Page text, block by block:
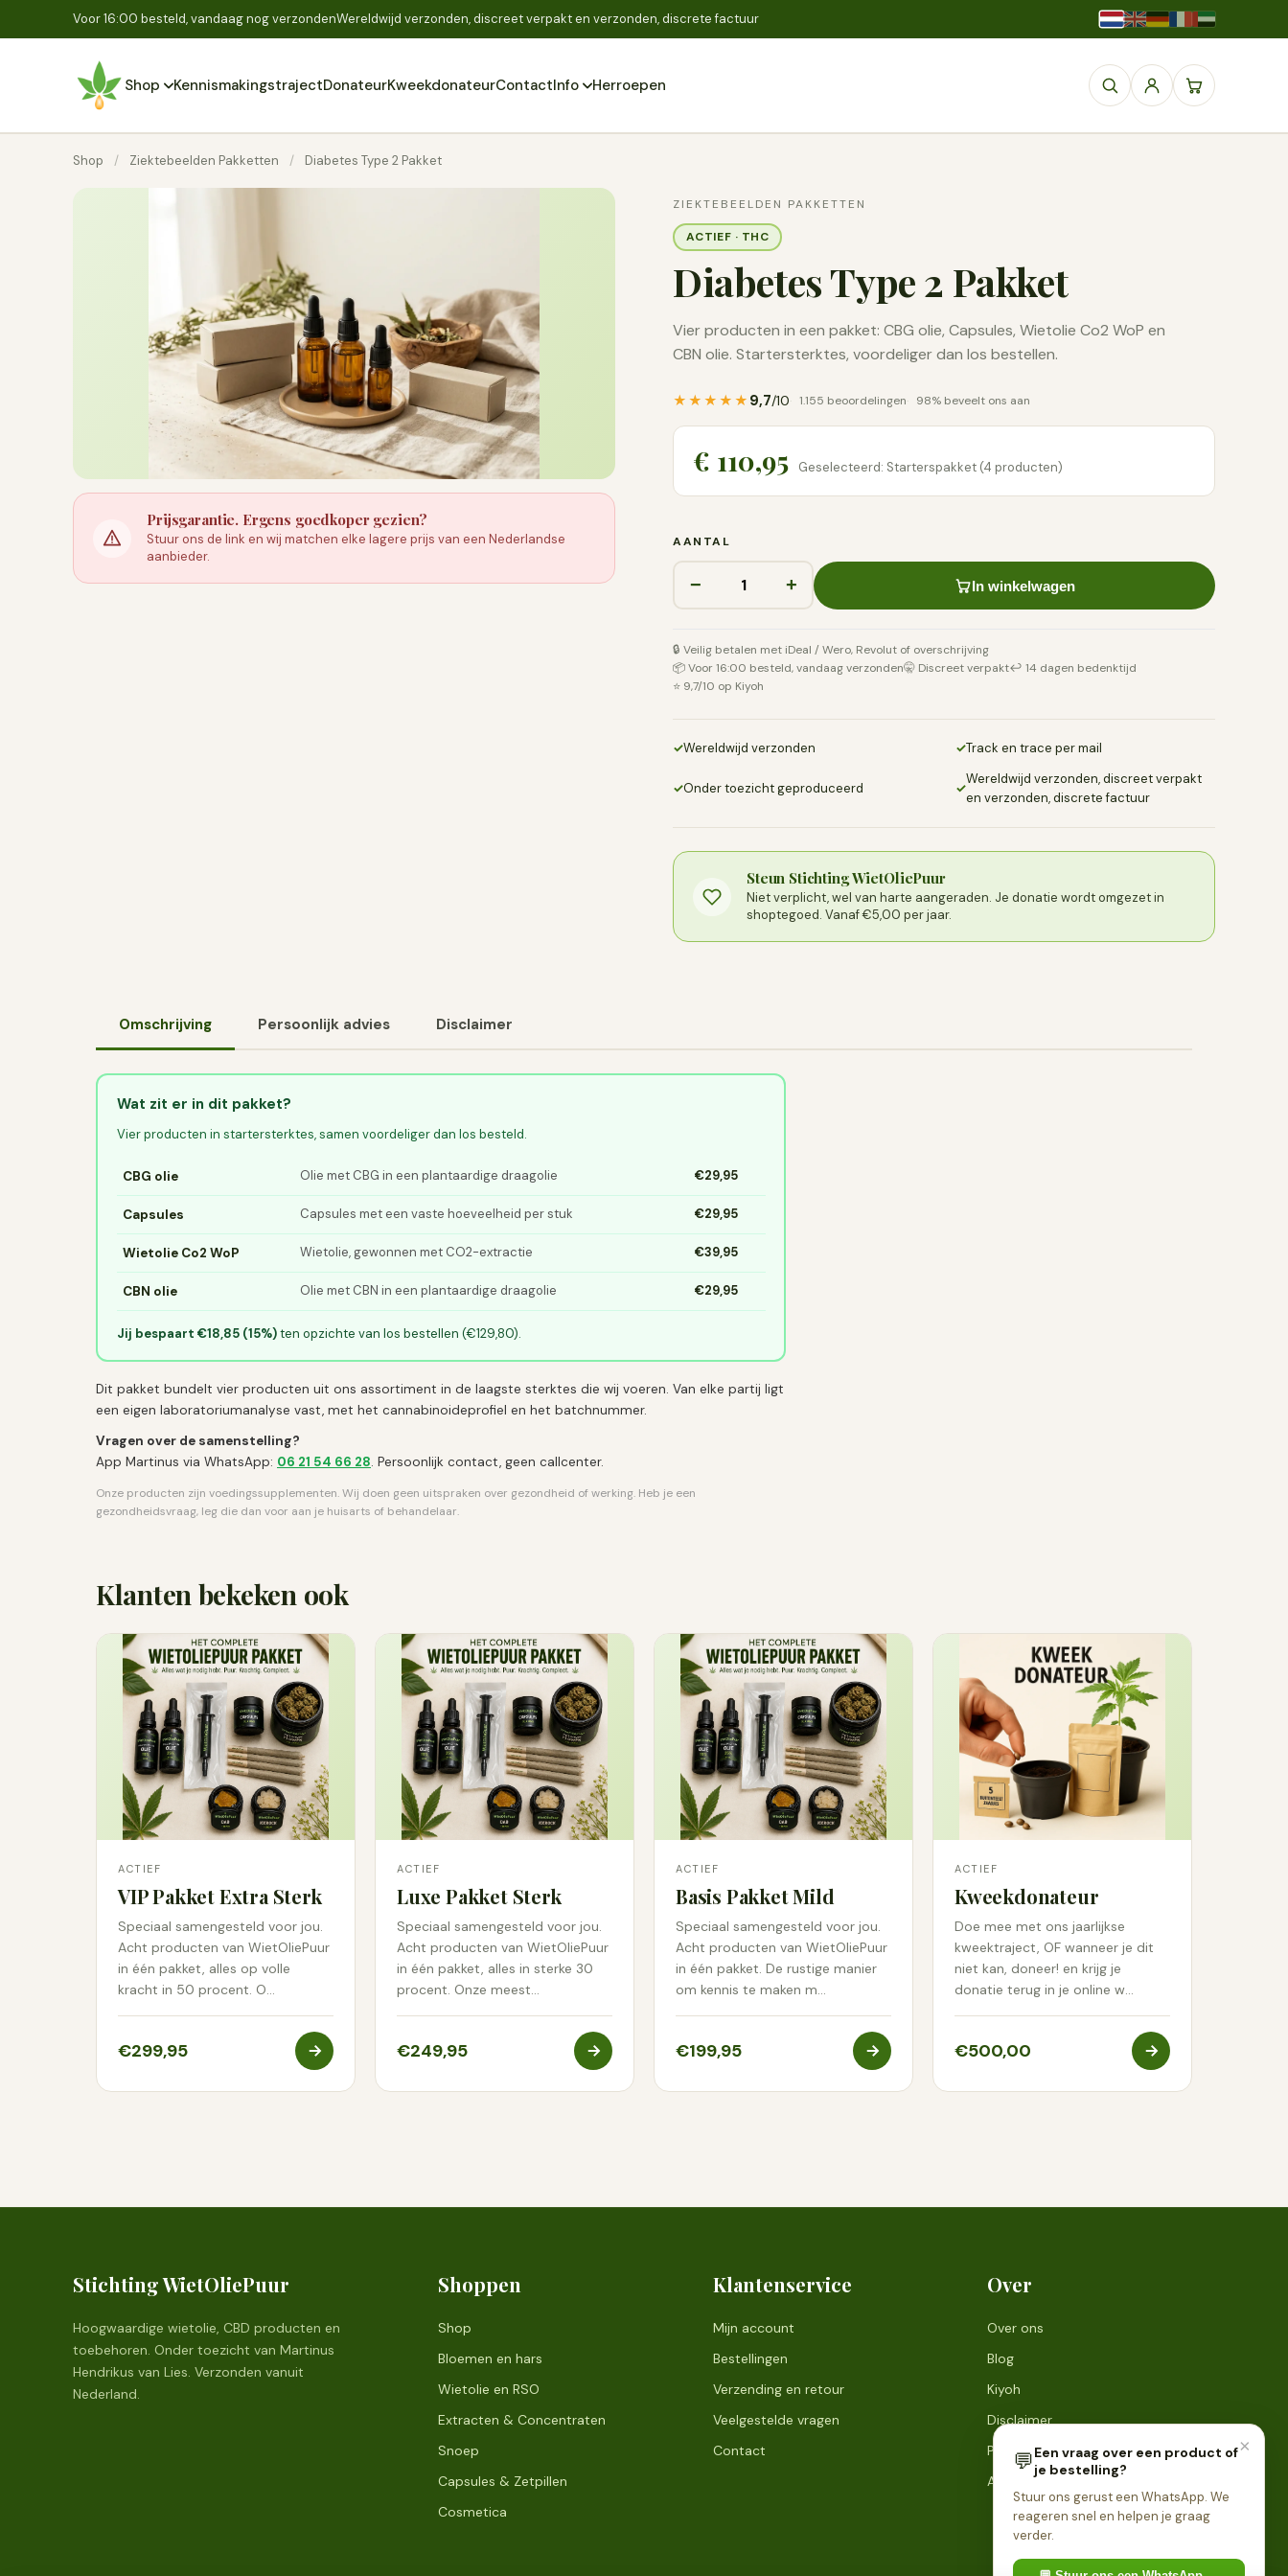
Voor 16:00 besteld, vandaag nog verzondenWereldwijd verzonden, discreet verpakt en verzonden, discrete factuur
Shop KennismakingstrajectDonateurKweekdonateurContactInfo Herroepen
Shop / Ziektebeelden Pakketten / Diabetes Type 2 Pakket
Prijsgarantie. Ergens goedkoper gezien?
Stuur ons de link en wij matchen elke lagere prijs van een Nederlandse
aanbieder.
ZIEKTEBEELDEN PAKKETTEN
ACTIEF · THC
Diabetes Type 2 Pakket
Vier producten in een pakket: CBG olie, Capsules, Wietolie Co2 WoP en
CBN olie. Startersterktes, voordeliger dan los bestellen.
★★★★★ 9,7/10 1.155 beoordelingen 98% beveelt ons aan
€ 110,95 Geselecteerd: Starterspakket (4 producten)
AANTAL
− + In winkelwagen
🔒 Veilig betalen met iDeal / Wero, Revolut of overschrijving
📦 Voor 16:00 besteld, vandaag verzonden🤫 Discreet verpakt↩️ 14 dagen bedenktijd
⭐ 9,7/10 op Kiyoh
✓Wereldwijd verzonden ✓Track en trace per mail
✓Onder toezicht geproduceerd ✓
Wereldwijd verzonden, discreet verpakt
en verzonden, discrete factuur
Steun Stichting WietOliePuur
Niet verplicht, wel van harte aangeraden. Je donatie wordt omgezet in
shoptegoed. Vanaf €5,00 per jaar.
Omschrijving Persoonlijk advies Disclaimer
Wat zit er in dit pakket?
Vier producten in startersterktes, samen voordeliger dan los besteld.
CBG olie Olie met CBG in een plantaardige draagolie €29,95
Capsules Capsules met een vaste hoeveelheid per stuk €29,95
Wietolie Co2 WoP Wietolie, gewonnen met CO2-extractie €39,95
CBN olie Olie met CBN in een plantaardige draagolie €29,95
Jij bespaart €18,85 (15%)ten opzichte van los bestellen (€129,80).
Dit pakket bundelt vier producten uit ons assortiment in de laagste sterktes die wij voeren. Van elke partij ligt
een eigen laboratoriumanalyse vast, met het cannabinoideprofiel en het batchnummer.
Vragen over de samenstelling?
App Martinus via WhatsApp: 06 21 54 66 28. Persoonlijk contact, geen callcenter.
Onze producten zijn voedingssupplementen. Wij doen geen uitspraken over gezondheid of werking. Heb je een
gezondheidsvraag, leg die dan voor aan je huisarts of behandelaar.
Klanten bekeken ook
ACTIEF
VIP Pakket Extra Sterk
Speciaal samengesteld voor jou.
Acht producten van WietOliePuur
in één pakket, alles op volle
kracht in 50 procent. O…
€299,95
ACTIEF
Luxe Pakket Sterk
Speciaal samengesteld voor jou.
Acht producten van WietOliePuur
in één pakket, alles in sterke 30
procent. Onze meest…
€249,95
ACTIEF
Basis Pakket Mild
Speciaal samengesteld voor jou.
Acht producten van WietOliePuur
in één pakket. De rustige manier
om kennis te maken m…
€199,95
ACTIEF
Kweekdonateur
Doe mee met ons jaarlijkse
kweektraject, OF wanneer je dit
niet kan, doneer! en krijg je
donatie terug in je online w…
€500,00
Stichting WietOliePuur
Hoogwaardige wietolie, CBD producten en
toebehoren. Onder toezicht van Martinus
Hendrikus van Lies. Verzonden vanuit
Nederland.
Shoppen
Shop
Bloemen en hars
Wietolie en RSO
Extracten & Concentraten
Snoep
Capsules & Zetpillen
Cosmetica
Klantenservice
Mijn account
Bestellingen
Verzending en retour
Veelgestelde vragen
Contact
Over
Over ons
Blog
Kiyoh
Disclaimer
Privacyverklaring
Algemene voorwaarden
×
💬Een vraag over een product of
je bestelling?
Stuur ons gerust een WhatsApp. We
reageren snel en helpen je graag
verder.